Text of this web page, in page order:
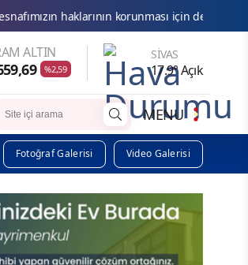
denetimlerimizi aralıksız sürdürüyoruz.
ALTIN
%2,59
SIVAS
17.9° Açık
MENU
Fotoğraf Galerisi Video Galerisi